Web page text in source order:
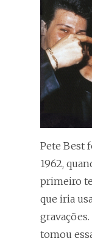
Pete Best
1962,
primeiro
que iria
tomou